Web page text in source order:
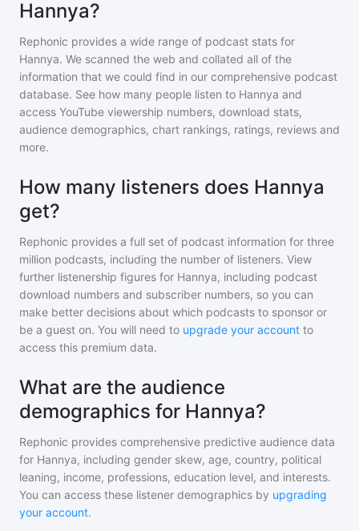
Hannya?
Rephonic provides a wide range of podcast stats for
Hannya. We scanned the web and collated all of the
information that we could find in our comprehensive podcast
database. See how many people listen to Hannya and
access YouTube viewership numbers, download stats,
audience demographics, chart rankings, ratings, reviews and
more.
How many listeners does Hannya
get?
Rephonic provides a full set of podcast information for three
million podcasts, including the number of listeners. View
further listenership figures for Hannya, including podcast
download numbers and subscriber numbers, so you can
make better decisions about which podcasts to sponsor or
be a guest on. You will need to upgrade your account to
access this premium data.
What are the audience
demographics for Hannya?
Rephonic provides comprehensive predictive audience data
for Hannya, including gender skew, age, country, political
leaning, income, professions, education level, and interests.
You can access these listener demographics by upgrading
your account.